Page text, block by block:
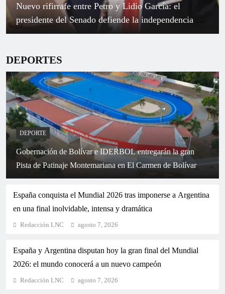
DEPORTES
DEPORTE
Gobernación de Bolívar e IDERBOL entregarán la gran
Pista de Patinaje Montemariana en El Carmen de Bolívar
España conquista el Mundial 2026 tras imponerse a Argentina
en una final inolvidable, intensa y dramática
Redacción LNC agosto 7, 2026
España y Argentina disputan hoy la gran final del Mundial
2026: el mundo conocerá a un nuevo campeón
Redacción LNC agosto 7, 2026
Alfonso Montes renunció a la Gobernación de
Bolívar y se proyecta hacia el Concejo de Cartagena
Lidio García despide a 73 senadores salientes y
resalta su legado en el Congreso de la República